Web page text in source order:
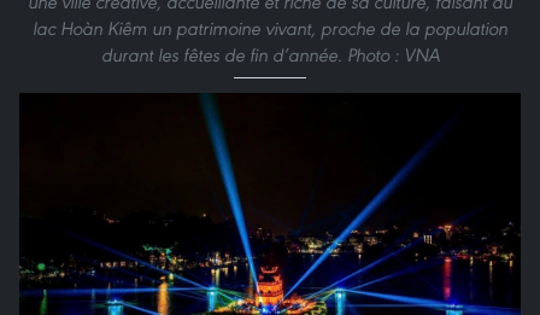
lac Hoàn Kiêm un patrimoine vivant, proche de la population
durant les fêtes de fin d’année. Photo : VNA